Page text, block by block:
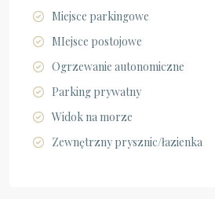
Miejsce parkingowe
MIejsce postojowe
Ogrzewanie autonomiczne
Parking prywatny
Widok na morze
Zewnętrzny prysznic/łazienka